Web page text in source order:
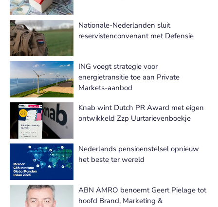
Nationale-Nederlanden sluit
reservistenconvenant met Defensie
ING voegt strategie voor
energietransitie toe aan Private
Markets-aanbod
Knab wint Dutch PR Award met eigen
ontwikkeld Zzp Uurtarievenboekje
Nederlands pensioenstelsel opnieuw
het beste ter wereld
ABN AMRO benoemt Geert Pielage tot
hoofd Brand, Marketing &